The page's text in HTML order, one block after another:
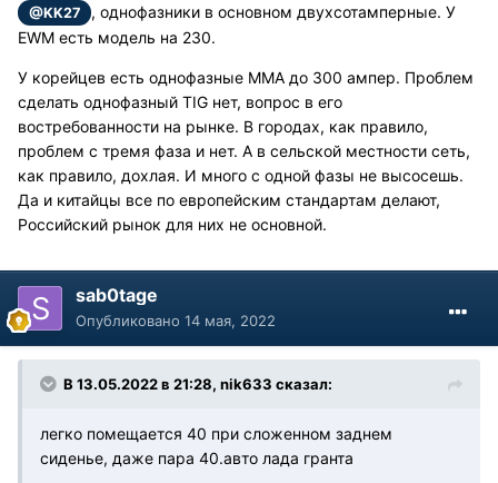
@KK27
, однофазники в основном двухсотамперные. У
EWM есть модель на 230.
У корейцев есть однофазные MMA до 300 ампер. Проблем
сделать однофазный TIG нет, вопрос в его
востребованности на рынке. В городах, как правило,
проблем с тремя фаза и нет. А в сельской местности сеть,
как правило, дохлая. И много с одной фазы не высосешь.
Да и китайцы все по европейским стандартам делают,
Российский рынок для них не основной.
sab0tage
Опубликовано 14 мая, 2022
В 13.05.2022 в 21:28, nik633 сказал:
легко помещается 40 при сложенном заднем
сиденье, даже пара 40.авто лада гранта